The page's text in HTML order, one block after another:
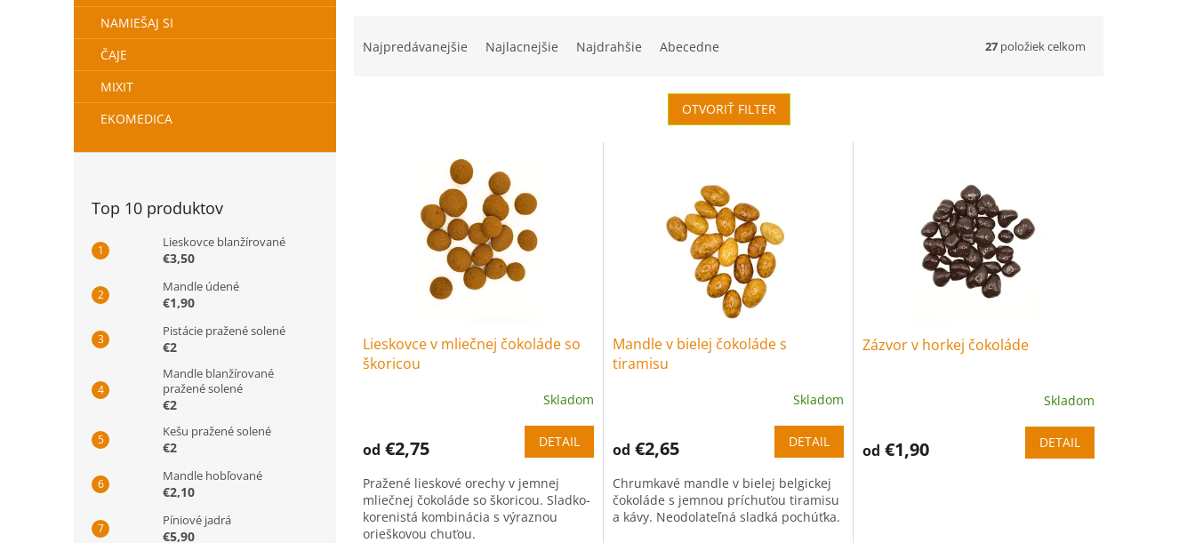
NAMIEŠAJ SI
ČAJE
MIXIT
EKOMEDICA
Top 10 produktov
Lieskovce blanžírované
€3,50
Mandle údené
€1,90
Pistácie pražené solené
€2
Mandle blanžírované
pražené solené
€2
Kešu pražené solené
€2
Mandle hobľované
€2,10
Píniové jadrá
€5,90
Najpredávanejšie Najlacnejšie Najdrahšie Abecedne 27 položiek celkom
OTVORIŤ FILTER
Lieskovce v mliečnej čokoláde so
škoricou
Skladom
od €2,75 DETAIL
Pražené lieskové orechy v jemnej
mliečnej čokoláde so škoricou. Sladko-
korenistá kombinácia s výraznou
orieškovou chuťou.
Mandle v bielej čokoláde s
tiramisu
Skladom
od €2,65 DETAIL
Chrumkavé mandle v bielej belgickej
čokoláde s jemnou príchuťou tiramisu
a kávy. Neodolateľná sladká pochúťka.
Zázvor v horkej čokoláde
Skladom
od €1,90 DETAIL